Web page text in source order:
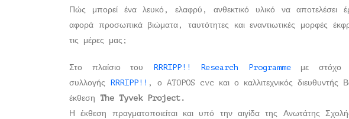
Πώς μπορεί ένα λευκό, ελαφρύ, ανθεκτικό υλικό να αποτελέσει
αφορά προσωπικά βιώματα, ταυτότητες και εναντιωτικές μορφές
τις μέρες μας;
Στο πλαίσιο του RRRIPP!! Research Programmeμε στόχο
συλλογής
RRRIPP!! , ο ATOPOS cvc και ο καλλιτεχνικός διευθυντής
έκθεση The Tyvek Project.
Η έκθεση πραγματοποιείται και υπό την αιγίδα της Ανωτάτης